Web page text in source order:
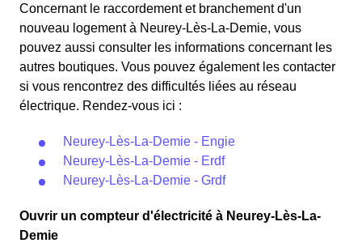
Concernant le raccordement et branchement d'un
nouveau logement à Neurey-Lès-La-Demie, vous
pouvez aussi consulter les informations concernant les
autres boutiques. Vous pouvez également les contacter
si vous rencontrez des difficultés liées au réseau
électrique. Rendez-vous ici :
Neurey-Lès-La-Demie - Engie
Neurey-Lès-La-Demie - Erdf
Neurey-Lès-La-Demie - Grdf
Ouvrir un compteur d'électricité à Neurey-Lès-La-
Demie